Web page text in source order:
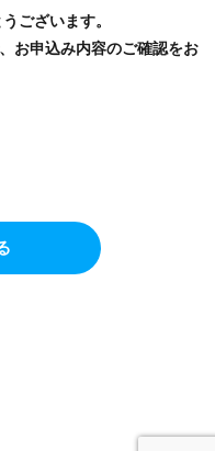
ございます。
お申込み内容のご確認をお